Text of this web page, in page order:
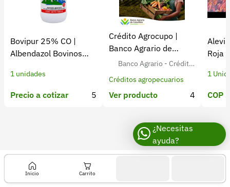
Bovipur 25% CO |
Albendazol Bovinos
1 unidades
Precio a cotizar 5
Crédito Agrocupo |
Banco Agrario de
Colombia
Banco Agrario - Crédito
Agropecuario para Agricult
Créditos agropecuarios
Ver producto 4
Roja
1
COP
+57 323 2931928
contacto@croper.com
© 2026 Croper.com Todos los derechos reservados
Versión 5.45.0
Síguenos
Inicio Carrito
¿Necesitas
ayuda?